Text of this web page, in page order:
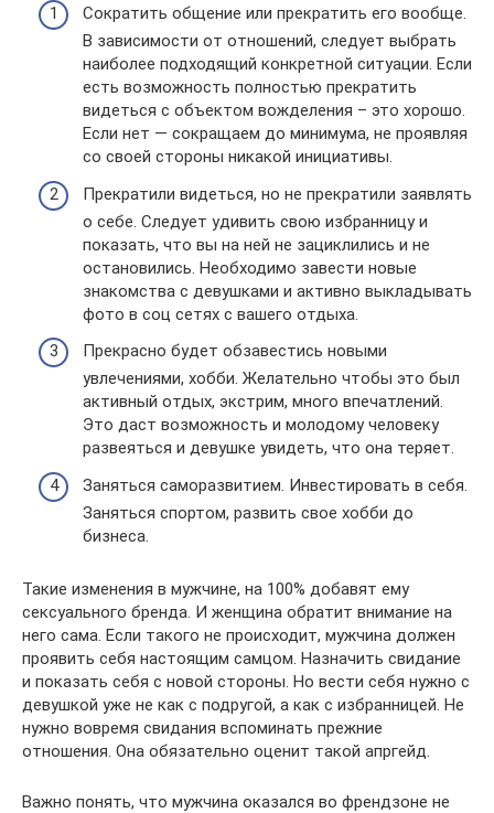
Сократить общение или прекратить его вообще.
В зависимости от отношений, следует выбрать
наиболее подходящий конкретной ситуации. Если
есть возможность полностью прекратить
видеться с объектом вожделения – это хорошо.
Если нет — сокращаем до минимума, не проявляя
со своей стороны никакой инициативы.
Прекратили видеться, но не прекратили заявлять
о себе. Следует удивить свою избранницу и
показать, что вы на ней не зациклились и не
остановились. Необходимо завести новые
знакомства с девушками и активно выкладывать
фото в соц сетях с вашего отдыха.
Прекрасно будет обзавестись новыми
увлечениями, хобби. Желательно чтобы это был
активный отдых, экстрим, много впечатлений.
Это даст возможность и молодому человеку
развеяться и девушке увидеть, что она теряет.
Заняться саморазвитием. Инвестировать в себя.
Заняться спортом, развить свое хобби до
бизнеса.
Такие изменения в мужчине, на 100% добавят ему
сексуального бренда. И женщина обратит внимание на
него сама. Если такого не происходит, мужчина должен
проявить себя настоящим самцом. Назначить свидание
и показать себя с новой стороны. Но вести себя нужно с
девушкой уже не как с подругой, а как с избранницей. Не
нужно вовремя свидания вспоминать прежние
отношения. Она обязательно оценит такой апргейд.
Важно понять, что мужчина оказался во френдзоне не